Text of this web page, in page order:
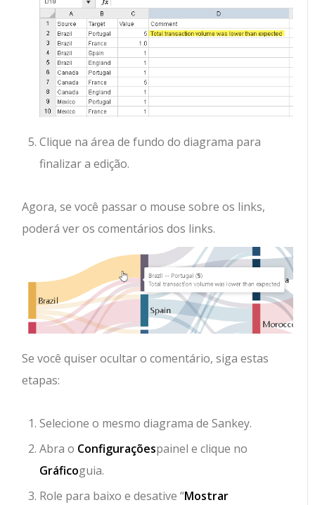
Clique na área de fundo do diagrama para
finalizar a edição.
Agora, se você passar o mouse sobre os links,
poderá ver os comentários dos links.
Se você quiser ocultar o comentário, siga estas
etapas:
Selecione o mesmo diagrama de Sankey.
Abra o Configuraçõespainel e clique no
Gráficoguia.
Role para baixo e desative “Mostrar